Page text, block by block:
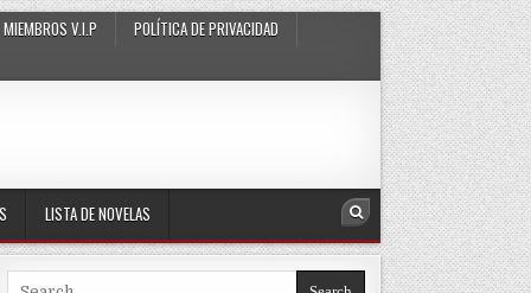
MIEMBROS V.I.P
POLÍTICA DE PRIVACIDAD
LISTA DE NOVELAS Search
Search for: